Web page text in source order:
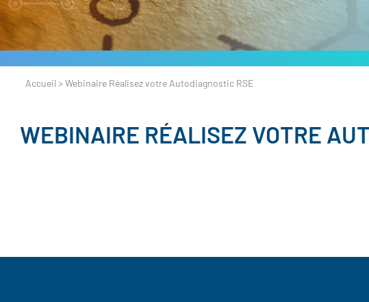
Accueil > Webinaire Réalisez votre Autodiagnostic RSE
WEBINAIRE RÉALISEZ VOTRE